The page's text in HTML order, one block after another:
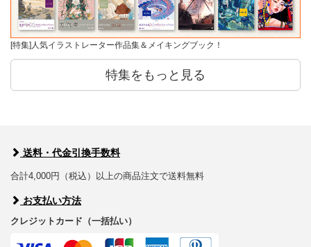
[特集]人気イラストレーター作品集＆メイキングブック！
特集をもっと見る
送料・代金引換手数料
合計4,000円（税込）以上の商品注文で送料無料
お支払い方法
クレジットカード（一括払い）